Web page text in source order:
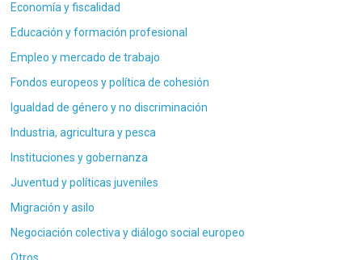
Economía y fiscalidad
Educación y formación profesional
Empleo y mercado de trabajo
Fondos europeos y política de cohesión
Igualdad de género y no discriminación
Industria, agricultura y pesca
Instituciones y gobernanza
Juventud y políticas juveniles
Migración y asilo
Negociación colectiva y diálogo social europeo